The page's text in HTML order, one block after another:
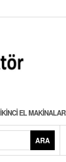
İKINCI EL MAKINALAR
ARA